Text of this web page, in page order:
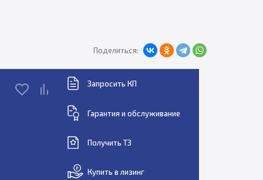
Поделиться:
Запросить КП
Гарантия и обслуживание
Получить ТЗ
Купить в лизинг